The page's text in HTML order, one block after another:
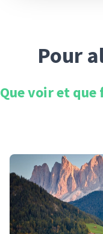
Pour
Que voir et que